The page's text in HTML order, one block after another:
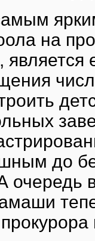
на
является
до
очередь